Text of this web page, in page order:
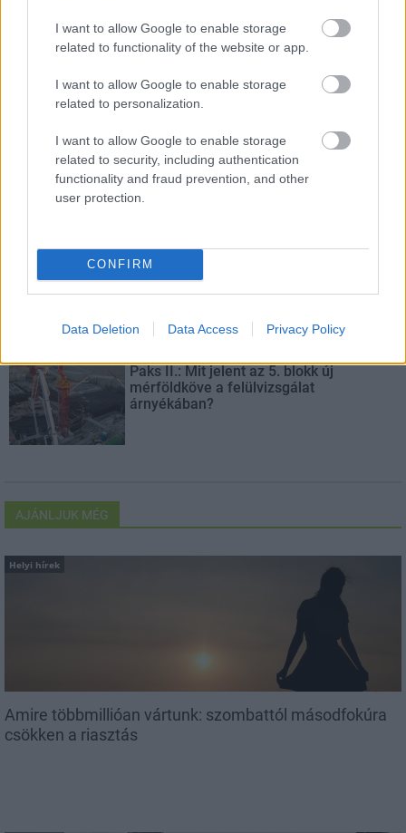
I want to allow Google to enable storage
related to functionality of the website or app.
I want to allow Google to enable storage
related to personalization.
I want to allow Google to enable storage
related to security, including authentication
functionality and fraud prevention, and other
user protection.
CONFIRM
Data Deletion Data Access Privacy Policy
bővítésénél.
Új gyalogosátkelők és jelzőlámpás
csomópont épül Angyalföldön
Másfélszeresére bővítik
Hódmezővásárhely jó hírű református
iskoláját
Látványos építési szakasz indult be a
Paks II.: Mit jelent az 5. blokk új
mérföldköve a felülvizsgálat
árnyékában?
AJÁNLJUK MÉG
Helyi hírek
Amire többmillióan vártunk: szombattól másodfokúra
csökken a riasztás